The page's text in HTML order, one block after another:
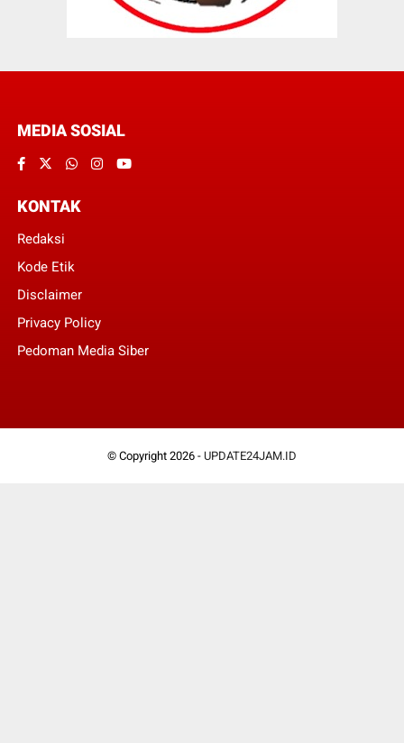
MEDIA SOSIAL
KONTAK
Redaksi
Kode Etik
Disclaimer
Privacy Policy
Pedoman Media Siber
© Copyright 2026 - UPDATE24JAM.ID